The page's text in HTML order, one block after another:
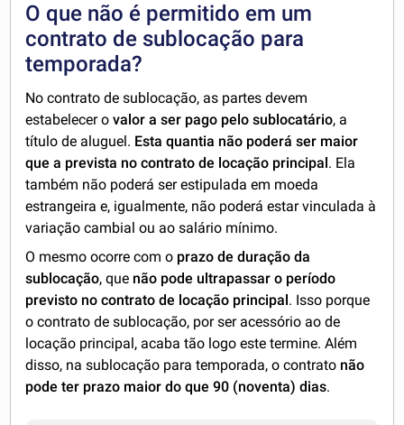
O que não é permitido em um
contrato de sublocação para
temporada?
No contrato de sublocação, as partes devem
estabelecer ovalor a ser pago pelo sublocatário, a
título de aluguel. Esta quantia não poderá ser maior
que a prevista no contrato de locação principal . Ela
também não poderá ser estipulada em moeda
estrangeira e, igualmente, não poderá estar vinculada à
variação cambial ou ao salário mínimo.
O mesmo ocorre com o prazo de duração da
sublocação, que não pode ultrapassar o período
previsto no contrato de locação principal . Isso porque
o contrato de sublocação, por ser acessório ao de
locação principal, acaba tão logo este termine. Além
disso, na sublocação para temporada, o contrato não
pode ter prazo maior do que 90 (noventa) dias.